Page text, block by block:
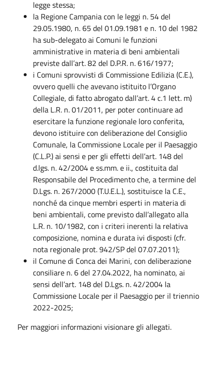
legge stessa;
la Regione Campania con le leggi n. 54 del
29.05.1980, n. 65 del 01.09.1981 e n. 10 del 1982
ha sub-delegato ai Comuni le funzioni
amministrative in materia di beni ambientali
previste dall’art. 82 del D.P.R. n. 616/1977;
i Comuni sprovvisti di Commissione Edilizia (C.E.),
ovvero quelli che avevano istituito l’Organo
Collegiale, di fatto abrogato dall’art. 4 c.1 lett. m)
della L.R. n. 01/2011, per poter continuare ad
esercitare la funzione regionale loro conferita,
devono istituire con deliberazione del Consiglio
Comunale, la Commissione Locale per il Paesaggio
(C.L.P.) ai sensi e per gli effetti dell’art. 148 del
d.lgs. n. 42/2004 e ss.mm. e ii., costituita dal
Responsabile del Procedimento che, a termine del
D.Lgs. n. 267/2000 (T.U.E.L.), sostituisce la C.E.,
nonché da cinque membri esperti in materia di
beni ambientali, come previsto dall’allegato alla
L.R. n. 10/1982, con i criteri inerenti la relativa
composizione, nomina e durata ivi disposti (cfr.
nota regionale prot. 942/SP del 07.07.2011);
il Comune di Conca dei Marini, con deliberazione
consiliare n. 6 del 27.04.2022, ha nominato, ai
sensi dell’art. 148 del D.Lgs. n. 42/2004 la
Commissione Locale per il Paesaggio per il triennio
2022-2025;
Per maggiori informazioni visionare gli allegati.